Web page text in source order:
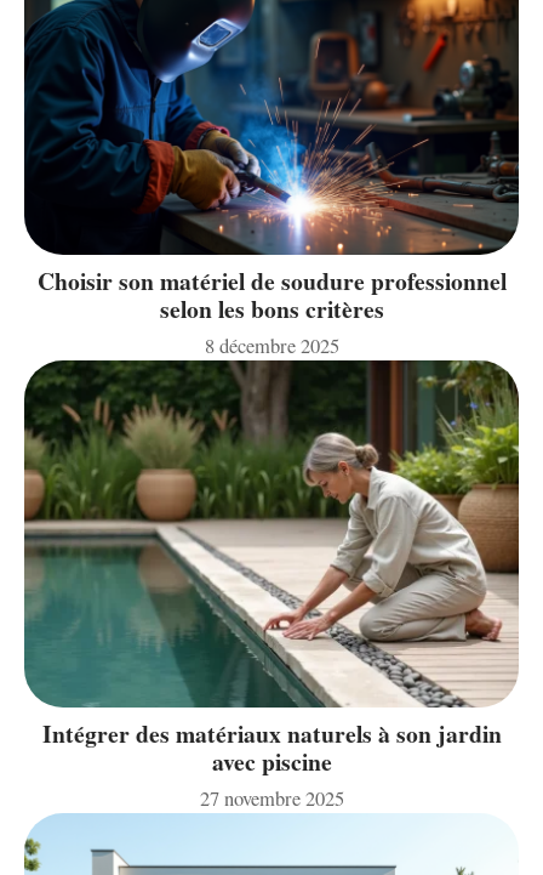
Choisir son matériel de soudure professionnel
selon les bons critères
8 décembre 2025
Intégrer des matériaux naturels à son jardin
avec piscine
27 novembre 2025